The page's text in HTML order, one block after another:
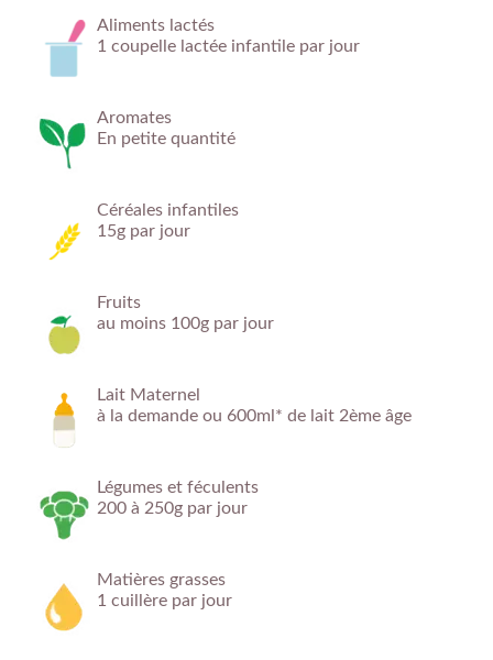
Aliments lactés
1 coupelle lactée infantile par jour
Aromates
En petite quantité
Céréales infantiles
15g par jour
Fruits
au moins 100g par jour
Lait Maternel
à la demande ou 600ml* de lait 2ème âge
Légumes et féculents
200 à 250g par jour
Matières grasses
1 cuillère par jour